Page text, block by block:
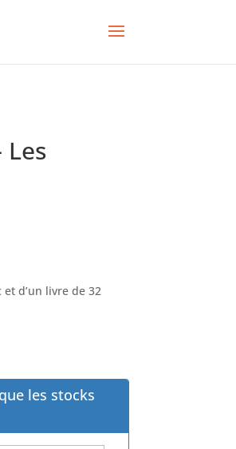
d’un livre de 32
les stocks